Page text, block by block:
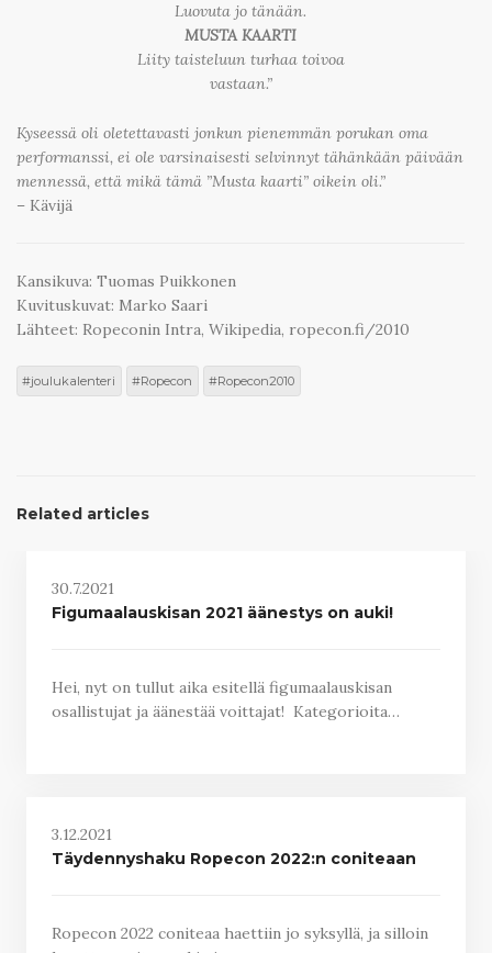
Luovuta jo tänään.
MUSTA KAARTI
Liity taisteluun turhaa toivoa
vastaan.”
Kyseessä oli oletettavasti jonkun pienemmän porukan oma
performanssi, ei ole varsinaisesti selvinnyt tähänkään päivään
mennessä, että mikä tämä ”Musta kaarti” oikein oli.”
– Kävijä
Kansikuva: Tuomas Puikkonen
Kuvituskuvat: Marko Saari
Lähteet: Ropeconin Intra, Wikipedia, ropecon.fi/2010
joulukalenteri Ropecon Ropecon2010
Related articles
30.7.2021
Figumaalauskisan 2021 äänestys on auki!
Hei, nyt on tullut aika esitellä figumaalauskisan
osallistujat ja äänestää voittajat! Kategorioita…
3.12.2021
Täydennyshaku Ropecon 2022:n coniteaan
Ropecon 2022 coniteaa haettiin jo syksyllä, ja silloin